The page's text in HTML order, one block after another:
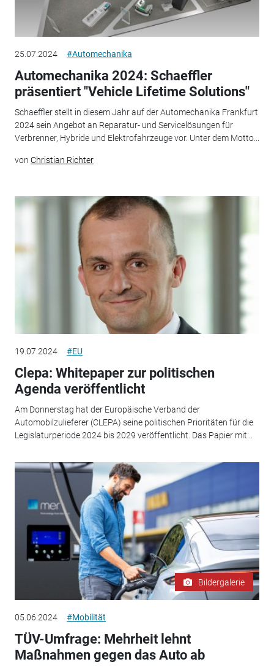
25.07.2024 #Automechanika
Automechanika 2024: Schaeffler
präsentiert "Vehicle Lifetime Solutions"
Schaeffler stellt in diesem Jahr auf der Automechanika Frankfurt
2024 sein Angebot an Reparatur- und Servicelösungen für
Verbrenner, Hybride und Elektrofahrzeuge vor. Unter dem Motto...
von Christian Richter
19.07.2024 #EU
Clepa: Whitepaper zur politischen
Agenda veröffentlicht
Am Donnerstag hat der Europäische Verband der
Automobilzulieferer (CLEPA) seine politischen Prioritäten für die
Legislaturperiode 2024 bis 2029 veröffentlicht. Das Papier mit...
Bildergalerie
05.06.2024 #Mobilität
TÜV-Umfrage: Mehrheit lehnt
Maßnahmen gegen das Auto ab